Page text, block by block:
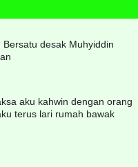
desak Muhyiddin
aku kahwin dengan orang
terus lari rumah bawak